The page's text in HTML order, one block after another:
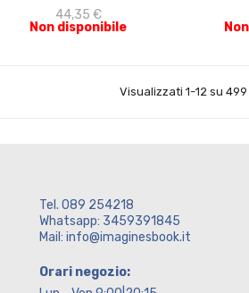
44,35 €
Non disponibile
Visualizzati 1-12 su
Tel. 089 254218
Whatsapp: 3459391845
Mail: info@imaginesbook.it
Orari negozio: